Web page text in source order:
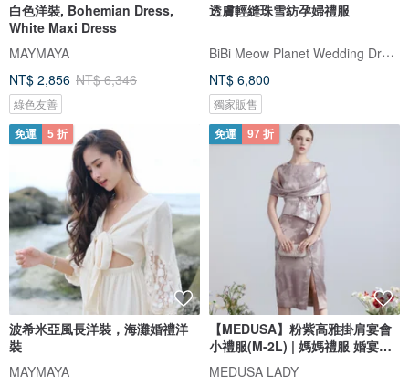
白色洋裝, Bohemian Dress,
White Maxi Dress
MAYMAYA
NT$ 2,856 NT$ 6,346
綠色友善
透膚輕縫珠雪紡孕婦禮服
BiBi Meow Planet Wedding Dress
NT$ 6,800
獨家販售
免運 5 折
波希米亞風長洋裝，海灘婚禮洋
裝
MAYMAYA
免運 97 折
【MEDUSA】粉紫高雅掛肩宴會
小禮服(M-2L) | 媽媽禮服 婚宴禮
服
MEDUSA LADY